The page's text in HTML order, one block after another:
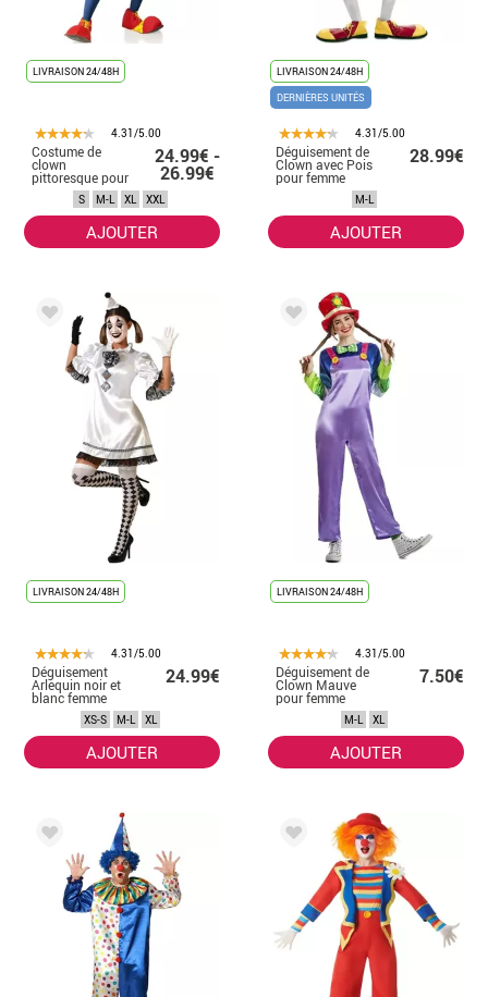
LIVRAISON 24/48H
4.31/5.00
Costume de
clown
pittoresque pour
femme
24.99€ -
26.99€
S M-L XL XXL
AJOUTER
LIVRAISON 24/48H
DERNIÈRES UNITÉS
4.31/5.00
Déguisement de
Clown avec Pois
pour femme
28.99€
M-L
AJOUTER
LIVRAISON 24/48H
4.31/5.00
Déguisement
Arlequin noir et
blanc femme
24.99€
XS-S M-L XL
AJOUTER
LIVRAISON 24/48H
4.31/5.00
Déguisement de
Clown Mauve
pour femme
7.50€
M-L XL
AJOUTER